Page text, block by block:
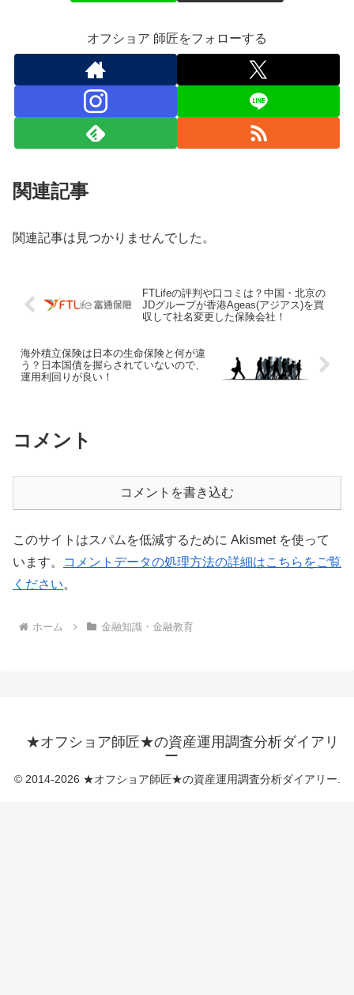
オフショア 師匠をフォローする
関連記事
関連記事は見つかりませんでした。
FTLifeの評判や口コミは？中国・北京の
JDグループが香港Ageas(アジアス)を買
収して社名変更した保険会社！
海外積立保険は日本の生命保険と何が違
う？日本国債を握らされていないので、
運用利回りが良い！
コメント
コメントを書き込む
このサイトはスパムを低減するために Akismet を使って
います。
コメントデータの処理方法の詳細はこちらをご覧
ください。
ホーム 金融知識・金融教育
★オフショア師匠★の資産運用調査分析ダイアリ
ー
© 2014-2026 ★オフショア師匠★の資産運用調査分析ダイアリー.